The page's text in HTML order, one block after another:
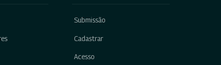
Submissão
Cadastrar
Acesso